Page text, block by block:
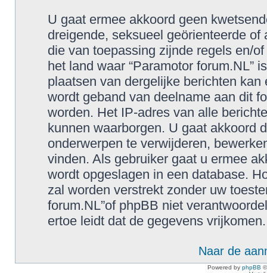
U gaat ermee akkoord geen
dreigende, seksueel geörienteerde
die van toepassing zijnde regels en/
het land waar “Paramotor forum.NL”
plaatsen van dergelijke berichten
wordt geband van deelname aan dit
worden. Het IP-adres van alle
kunnen waarborgen. U gaat akkoord
onderwerpen te verwijderen,
vinden. Als gebruiker gaat u ermee
wordt opgeslagen in een database.
zal worden verstrekt zonder uw
forum.NL”of phpBB niet
ertoe leidt dat de gegevens vrijkomen.
Naar de
Powered by phpBB